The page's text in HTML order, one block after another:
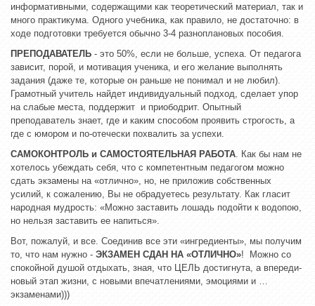
информативными, содержащими как теоретический материал, так и
много практикума. Одного учебника, как правило, не достаточно: в
ходе подготовки требуется обычно 3-4 разноплановых пособия.
ПРЕПОДАВАТЕЛЬ - это 50%, если не больше, успеха. От педагога
зависит, порой, и мотивация ученика, и его желание выполнять
задания (даже те, которые он раньше не понимал и не любил).
Грамотный учитель найдет индивидуальный подход, сделает упор
на слабые места, поддержит и приободрит. Опытный
преподаватель знает, где и каким способом проявить строгость, а
где с юмором и по-отечески похвалить за успехи.
САМОКОНТРОЛЬ и САМОСТОЯТЕЛЬНАЯ РАБОТА . Как бы нам не
хотелось убеждать себя, что с компетентным педагогом можно
сдать экзамены на «отлично», но, не приложив собственных
усилий, к сожалению, Вы не обрадуетесь результату. Как гласит
народная мудрость: «Можно заставить лошадь подойти к водопою,
но нельзя заставить ее напиться».
Вот, пожалуй, и все. Соединив все эти «ингредиенты», мы получим
то, что нам нужно - ЭКЗАМЕН СДАН НА «ОТЛИЧНО»! Можно со
спокойной душой отдыхать, зная, что ЦЕЛЬ достигнута, а впереди-
новый этап жизни, с новыми впечатлениями, эмоциями и …
экзаменами)))